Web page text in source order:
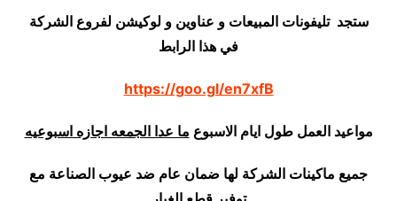
ستجد تليفونات المبيعات و عناوين و لوكيشن لفروع الشركة
في هذا الرابط
https://goo.gl/en7xfB
مواعيد العمل طول ايام الاسبوع ما عدا الجمعه اجازه اسبوعيه
جميع ماكينات الشركة لها ضمان عام ضد عيوب الصناعة مع